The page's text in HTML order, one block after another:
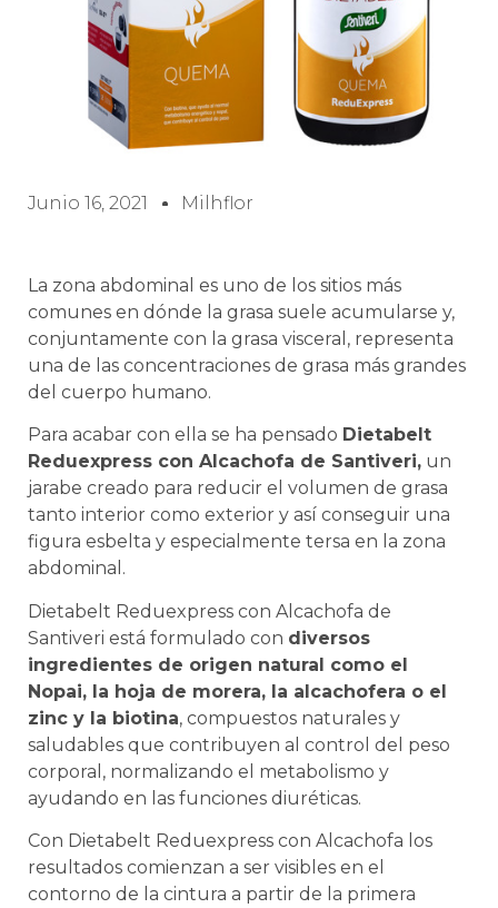
Junio 16, 2021 Milhflor
La zona abdominal es uno de los sitios más
comunes en dónde la grasa suele acumularse y,
conjuntamente con la grasa visceral, representa
una de las concentraciones de grasa más grandes
del cuerpo humano.
Para acabar con ella se ha pensado Dietabelt
Reduexpress con Alcachofa de Santiveri, un
jarabe creado para reducir el volumen de grasa
tanto interior como exterior y así conseguir una
figura esbelta y especialmente tersa en la zona
abdominal.
Dietabelt Reduexpress con Alcachofa de
Santiveri está formulado con diversos
ingredientes de origen natural como el
Nopai, la hoja de morera, la alcachofera o el
zinc y la biotina, compuestos naturales y
saludables que contribuyen al control del peso
corporal, normalizando el metabolismo y
ayudando en las funciones diuréticas.
Con Dietabelt Reduexpress con Alcachofa los
resultados comienzan a ser visibles en el
contorno de la cintura a partir de la primera